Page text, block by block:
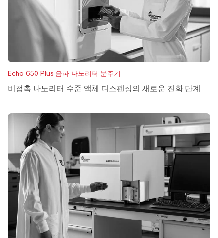
Echo 650 Plus 음파 나노리터 분주기
비접촉 나노리터 수준 액체 디스펜싱의 새로운 진화 단계